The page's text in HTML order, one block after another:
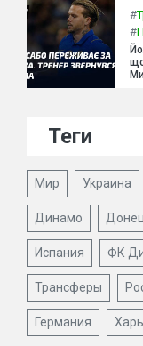
#
#
Теги
Мир Украина
Динамо
Испания ФК
Трансферы
Германия